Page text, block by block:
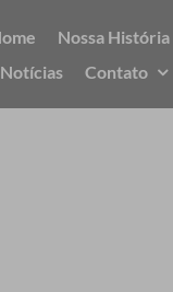
Nossa História
Notícias
Contato